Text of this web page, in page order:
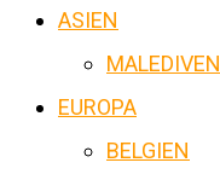
ASIEN
MALEDIVEN
EUROPA
BELGIEN